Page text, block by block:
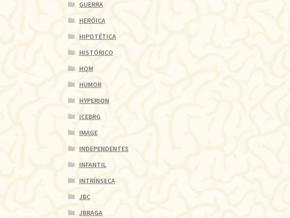
GUERRA
HERÓICA
HIPOTÉTICA
HISTÓRICO
HQM
HUMOR
HYPERION
ICEBRG
IMAGE
INDEPENDENTES
INFANTIL
INTRÍNSECA
JBC
JBRAGA